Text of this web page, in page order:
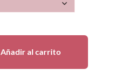
Añadir al carrito